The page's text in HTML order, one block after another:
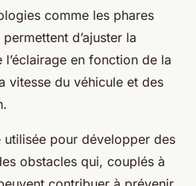
comme les phares
d’ajuster la
l’éclairage en fonction de la
vitesse du véhicule et des
utilisée pour développer des
obstacles qui, couplés à